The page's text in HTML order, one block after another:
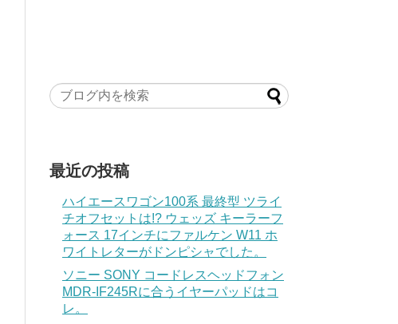
最近の投稿
ハイエースワゴン100系 最終型 ツライ
チオフセットは!? ウェッズ キーラーフ
ォース 17インチにファルケン W11 ホ
ワイトレターがドンピシャでした。
ソニー SONY コードレスヘッドフォン
MDR-IF245Rに合うイヤーパッドはコ
レ。